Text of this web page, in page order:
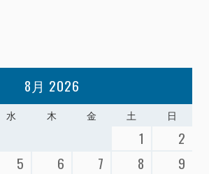
8月 2026
水 木 金 土 日
1
2
5 6 7 8
9